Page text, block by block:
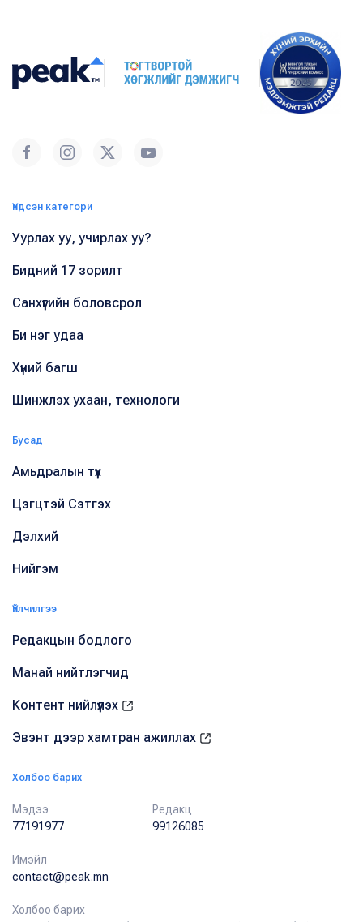
Үндсэн категори
Уурлах уу, учирлах уу?
Бидний 17 зорилт
Санхүүгийн боловсрол
Би нэг удаа
Хүний багш
Шинжлэх ухаан, технологи
Бусад
Амьдралын түүх
Цэгцтэй Сэтгэх
Дэлхий
Нийгэм
Үйлчилгээ
Редакцын бодлого
Манай нийтлэгчид
Контент нийлүүлэх
Эвэнт дээр хамтран ажиллах
Холбоо барих
Мэдээ
77191977
Редакц
99126085
Имэйл
contact@peak.mn
Холбоо барих